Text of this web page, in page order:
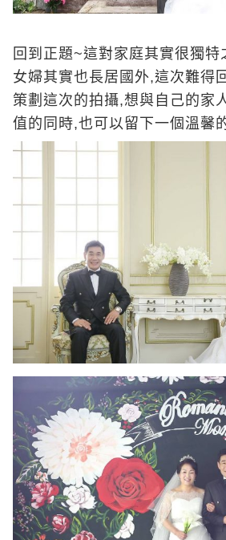
回到正題~這對家庭其實很獨特
女婦其實也長居國外,這次難得
策劃這次的拍攝,想與自己的家
值的同時,也可以留下一個溫馨